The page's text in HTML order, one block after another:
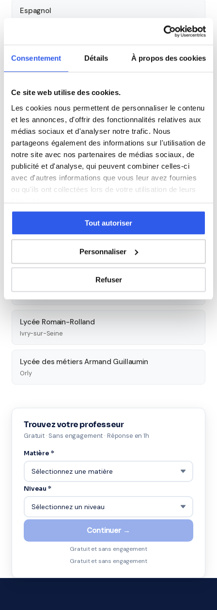
Consentement Détails À propos des cookies
Ce site web utilise des cookies.
Les cookies nous permettent de personnaliser le contenu
et les annonces, d'offrir des fonctionnalités relatives aux
médias sociaux et d'analyser notre trafic. Nous
partageons également des informations sur l'utilisation de
notre site avec nos partenaires de médias sociaux, de
publicité et d'analyse, qui peuvent combiner celles-ci
avec d'autres informations que vous leur avez fournies
ou qu'ils ont collectées lors de votre utilisation de leurs
services.
Tout autoriser
Personnaliser
Refuser
Espagnol
Cours par niveau
Seconde Première
Autres lycées à proximité
Lycée général et technologique de l'ensemble
Sainte-Marie
Créteil
Lycée Claude Nicolas Ledoux
Vincennes
Lycée professionnel Claude Nicolas Ledoux - EBTP
Lycée professionnel Val de Bièvre
Gentilly
Lycée Romain-Rolland
Ivry-sur-Seine
Lycée des métiers Armand Guillaumin
Orly
Trouvez votre professeur
Gratuit · Sans engagement · Réponse en 1h
Matière *
Niveau *
Continuer →
Gratuit et sans engagement
Gratuit et sans engagement